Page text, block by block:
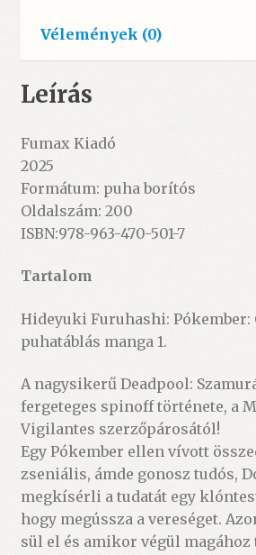
Vélemények (0)
Leírás
Fumax Kiadó
2025
Formátum: puha borítós
Oldalszám: 200
ISBN:978-963-470-501-7
Tartalom
Hideyuki Furuhashi: Pókember:
puhatáblás manga 1.
A nagysikerű Deadpool:
fergeteges spinoff története, a
Vigilantes szerzőpárosától!
Egy Pókember ellen vívott
zseniális, ámde gonosz tudós,
megkísérli a tudatát egy
hogy megússza a vereséget.
sül el és amikor végül